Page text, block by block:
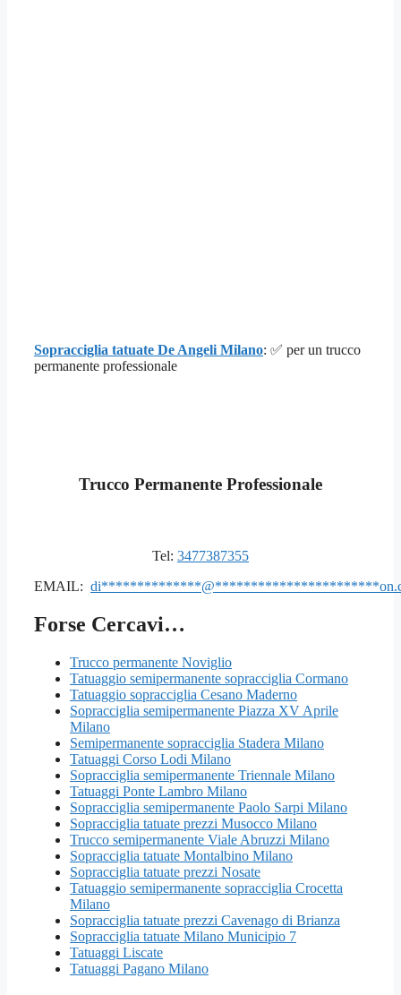
Sopracciglia tatuate De Angeli Milano: ✅ per un trucco
permanente professionale
Trucco Permanente Professionale
Tel: 3477387355
EMAIL: di**************@***********************
Forse Cercavi…
Trucco permanente Noviglio
Tatuaggio semipermanente sopracciglia Cormano
Tatuaggio sopracciglia Cesano Maderno
Sopracciglia semipermanente Piazza XV Aprile
Milano
Semipermanente sopracciglia Stadera Milano
Tatuaggi Corso Lodi Milano
Sopracciglia semipermanente Triennale Milano
Tatuaggi Ponte Lambro Milano
Sopracciglia semipermanente Paolo Sarpi Milano
Sopracciglia tatuate prezzi Musocco Milano
Trucco semipermanente Viale Abruzzi Milano
Sopracciglia tatuate Montalbino Milano
Sopracciglia tatuate prezzi Nosate
Tatuaggio semipermanente sopracciglia Crocetta
Milano
Sopracciglia tatuate prezzi Cavenago di Brianza
Sopracciglia tatuate Milano Municipio 7
Tatuaggi Liscate
Tatuaggi Pagano Milano